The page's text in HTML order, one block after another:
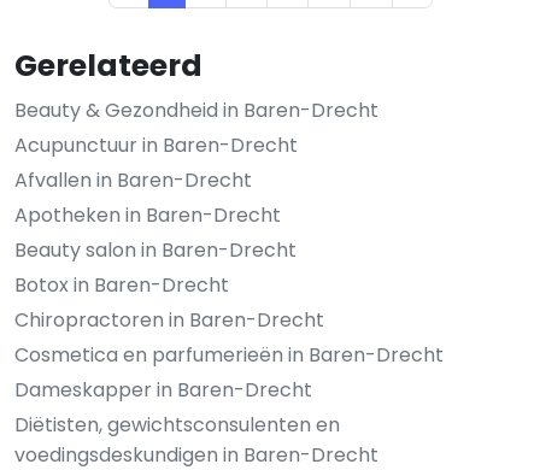
Gerelateerd
Beauty & Gezondheid in Baren-Drecht
Acupunctuur in Baren-Drecht
Afvallen in Baren-Drecht
Apotheken in Baren-Drecht
Beauty salon in Baren-Drecht
Botox in Baren-Drecht
Chiropractoren in Baren-Drecht
Cosmetica en parfumerieën in Baren-Drecht
Dameskapper in Baren-Drecht
Diëtisten, gewichtsconsulenten en
voedingsdeskundigen in Baren-Drecht